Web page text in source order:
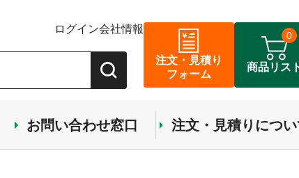
ログイン会社情報
注文・見積り
フォーム
商品リス
0
お問い合わせ窓口 注文・見積りにつ